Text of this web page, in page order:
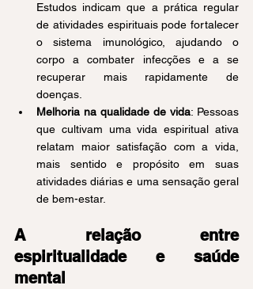
Estudos indicam que a prática regular
de atividades espirituais pode fortalecer
o sistema imunológico, ajudando o
corpo a combater infecções e a se
recuperar mais rapidamente de
doenças.
Melhoria na qualidade de vida: Pessoas
que cultivam uma vida espiritual ativa
relatam maior satisfação com a vida,
mais sentido e propósito em suas
atividades diárias e uma sensação geral
de bem-estar.
A relação entre
espiritualidade e saúde
mental